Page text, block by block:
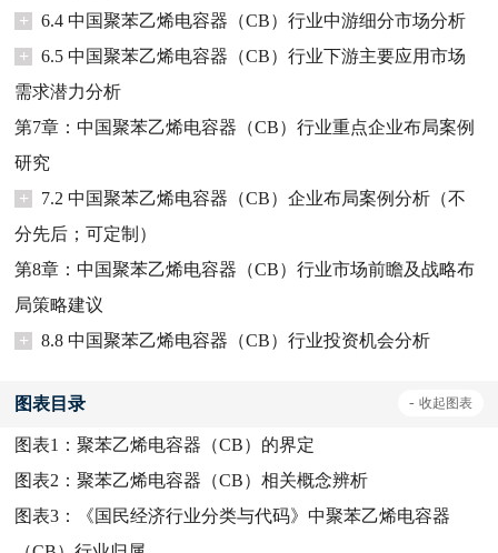
+
6.4 中国聚苯乙烯电容器（CB）行业中游细分市场分析
+
6.5 中国聚苯乙烯电容器（CB）行业下游主要应用市场
需求潜力分析
第7章：中国聚苯乙烯电容器（CB）行业重点企业布局案例
研究
+
7.2 中国聚苯乙烯电容器（CB）企业布局案例分析（不
分先后；可定制）
第8章：中国聚苯乙烯电容器（CB）行业市场前瞻及战略布
局策略建议
+
8.8 中国聚苯乙烯电容器（CB）行业投资机会分析
图表目录 - 收起图表
图表1：聚苯乙烯电容器（CB）的界定
图表2：聚苯乙烯电容器（CB）相关概念辨析
图表3：
《国民经济行业分类与代码》中聚苯乙烯电容器